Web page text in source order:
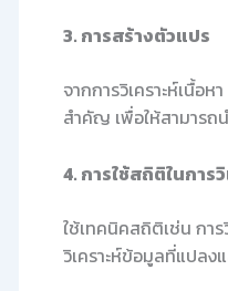
3. การสร้างตัวแปร
จากการวิเคราะห์เนื้อ
สำคัญ เพื่อให้สามารถน
4. การใช้สถิติในการวิ
ใช้เทคนิคสถิติเช่น กา
วิเคราะห์ข้อมูลที่แปลง